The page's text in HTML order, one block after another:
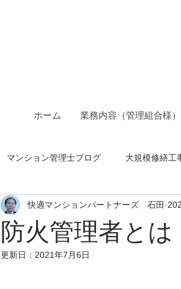
ホーム 業務内容（管理組合様）
マンション管理士ブログ 大規模修繕工
防火管理者とは
快適マンションパートナーズ 石田
更新日： 2021年7月6日